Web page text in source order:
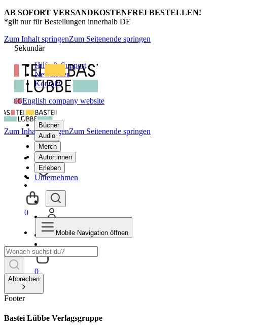
AB SOFORT VERSANDKOSTENFREI BESTELLEN!
*gilt nur für Bestellungen innerhalb DE
Zum Inhalt springenZum Seitenende springen
Sekundär
Hilfe & Support
Newsletter
Kontakt
English company website
Bücher
Audio
Merch
Autor:innen
Erleben
Unternehmen
0
Zum Inhalt springenZum Seitenende springen
0
Mobile Navigation öffnen
Abbrechen
Footer
Bastei Lübbe Verlagsgruppe